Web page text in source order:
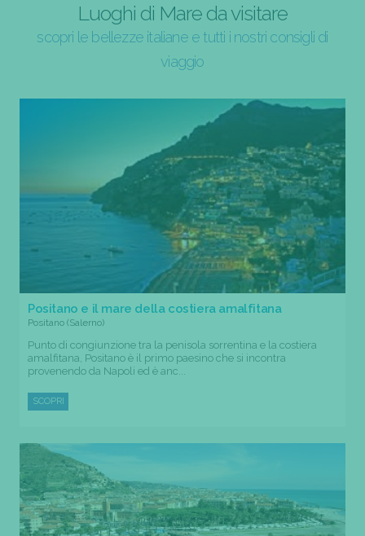
Luoghi di Mare da visitare
scopri le bellezze italiane e tutti i nostri consigli di
viaggio
Positano e il mare della costiera amalfitana
Positano (Salerno)
Punto di congiunzione tra la penisola sorrentina e la costiera
amalfitana, Positano è il primo paesino che si incontra
provenendo da Napoli ed è anc...
SCOPRI